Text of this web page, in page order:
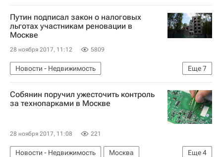
Завод
Стройматериалы
Строительство
Инфраструктура
Россия
Путин подписал закон о налоговых
льготах участникам реновации в
Москве
28 ноября 2017, 11:12 5809
Еще7
Новости - Недвижимость
Расселение пятиэтажек в Москве
Москва
Владимир Путин
Законодательство
Собянин поручил ужесточить контроль
за технопарками в Москве
28 ноября 2017, 11:08 221
Еще4
Новости - Недвижимость
Москва